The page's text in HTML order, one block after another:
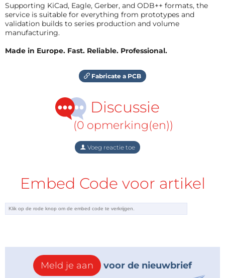
Supporting KiCad, Eagle, Gerber, and ODB++ formats, the
service is suitable for everything from prototypes and
validation builds to series production and volume
manufacturing.
Made in Europe. Fast. Reliable. Professional.
Fabricate a PCB
Discussie
(0 opmerking(en))
Voeg reactie toe
Embed Code voor artikel
Meld je aan voor de nieuwbrief